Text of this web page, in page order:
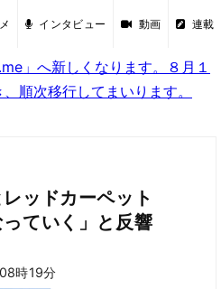
インタビュー 動画 連載
」へ新しくなります。８月１
順次移行してまいります。
ッドカーペット
っていく」と反響
時19分